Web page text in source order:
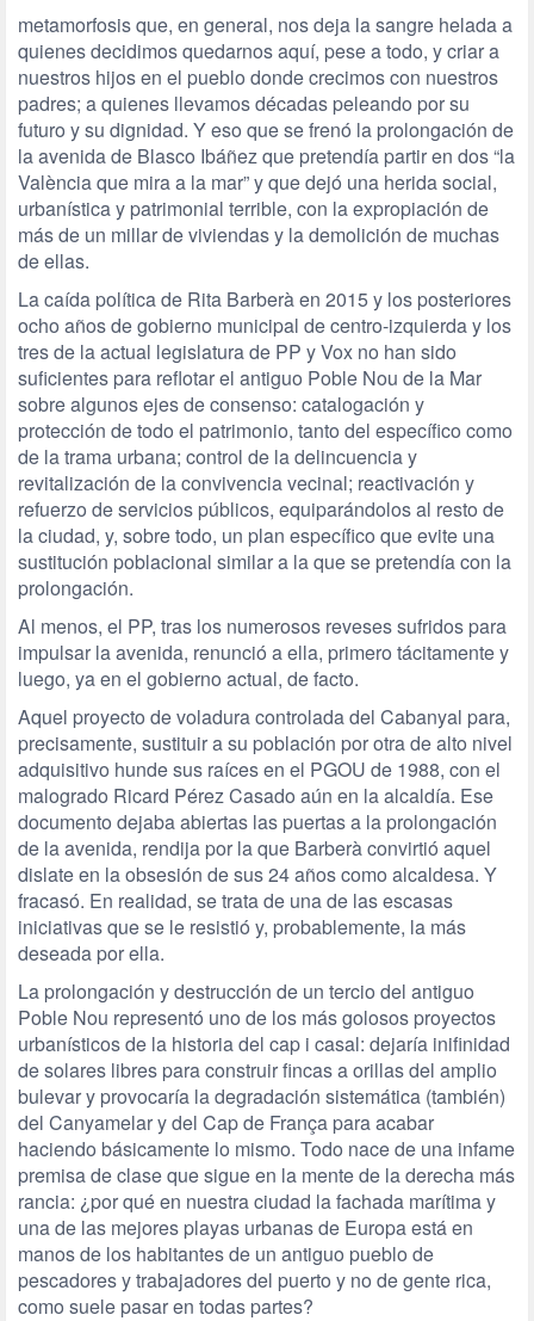
metamorfosis que, en general, nos deja la sangre helada a
quienes decidimos quedarnos aquí, pese a todo, y criar a
nuestros hijos en el pueblo donde crecimos con nuestros
padres; a quienes llevamos décadas peleando por su
futuro y su dignidad. Y eso que se frenó la prolongación de
la avenida de Blasco Ibáñez que pretendía partir en dos “la
València que mira a la mar” y que dejó una herida social,
urbanística y patrimonial terrible, con la expropiación de
más de un millar de viviendas y la demolición de muchas
de ellas.
La caída política de Rita Barberà en 2015 y los posteriores
ocho años de gobierno municipal de centro-izquierda y los
tres de la actual legislatura de PP y Vox no han sido
suficientes para reflotar el antiguo Poble Nou de la Mar
sobre algunos ejes de consenso: catalogación y
protección de todo el patrimonio, tanto del específico como
de la trama urbana; control de la delincuencia y
revitalización de la convivencia vecinal; reactivación y
refuerzo de servicios públicos, equiparándolos al resto de
la ciudad, y, sobre todo, un plan específico que evite una
sustitución poblacional similar a la que se pretendía con la
prolongación.
Al menos, el PP, tras los numerosos reveses sufridos para
impulsar la avenida, renunció a ella, primero tácitamente y
luego, ya en el gobierno actual, de facto.
Aquel proyecto de voladura controlada del Cabanyal para,
precisamente, sustituir a su población por otra de alto nivel
adquisitivo hunde sus raíces en el PGOU de 1988, con el
malogrado Ricard Pérez Casado aún en la alcaldía. Ese
documento dejaba abiertas las puertas a la prolongación
de la avenida, rendija por la que Barberà convirtió aquel
dislate en la obsesión de sus 24 años como alcaldesa. Y
fracasó. En realidad, se trata de una de las escasas
iniciativas que se le resistió y, probablemente, la más
deseada por ella.
La prolongación y destrucción de un tercio del antiguo
Poble Nou representó uno de los más golosos proyectos
urbanísticos de la historia del cap i casal: dejaría inifinidad
de solares libres para construir fincas a orillas del amplio
bulevar y provocaría la degradación sistemática (también)
del Canyamelar y del Cap de França para acabar
haciendo básicamente lo mismo. Todo nace de una infame
premisa de clase que sigue en la mente de la derecha más
rancia: ¿por qué en nuestra ciudad la fachada marítima y
una de las mejores playas urbanas de Europa está en
manos de los habitantes de un antiguo pueblo de
pescadores y trabajadores del puerto y no de gente rica,
como suele pasar en todas partes?